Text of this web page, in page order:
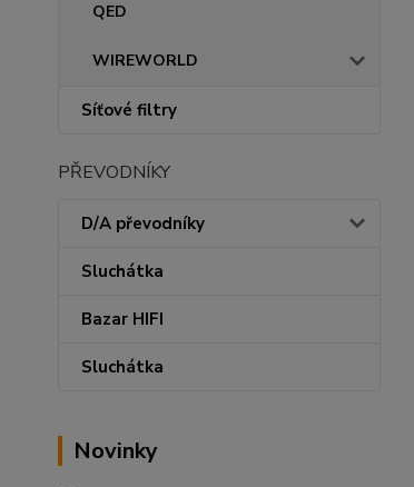
QED
WIREWORLD
Síťové filtry
PŘEVODNÍKY
D/A převodníky
Sluchátka
Bazar HIFI
Sluchátka
Novinky